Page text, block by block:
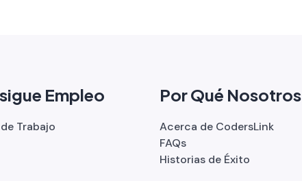
Empleo
Trabajo
Por Qué Nosotros
Acerca de CodersLink
FAQs
Historias de Éxito